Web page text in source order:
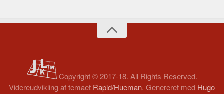
Copyright © 2017-18. All Rights Reserved.
Videreudvikling af temaet Rapid/Hueman. Genereret med Hugo